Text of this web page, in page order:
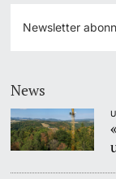
Newsletter
News